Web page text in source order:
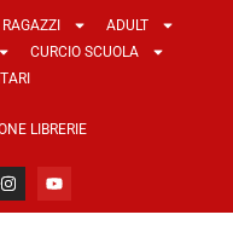
RAGAZZI
ADULT
CURCIO SCUOLA
LIBRERIE